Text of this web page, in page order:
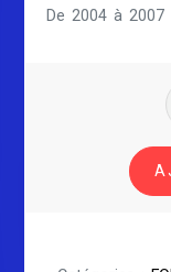
De 2004 à 2007